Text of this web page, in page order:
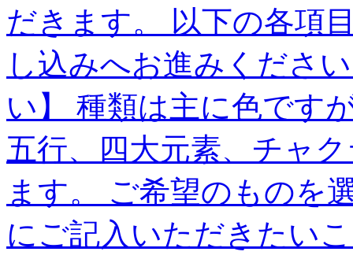
だきます。 以下の各項
し込みへお進みくださ
い】 種類は主に色です
五行、四大元素、チャ
ます。 ご希望のものを
にご記入いただきたい